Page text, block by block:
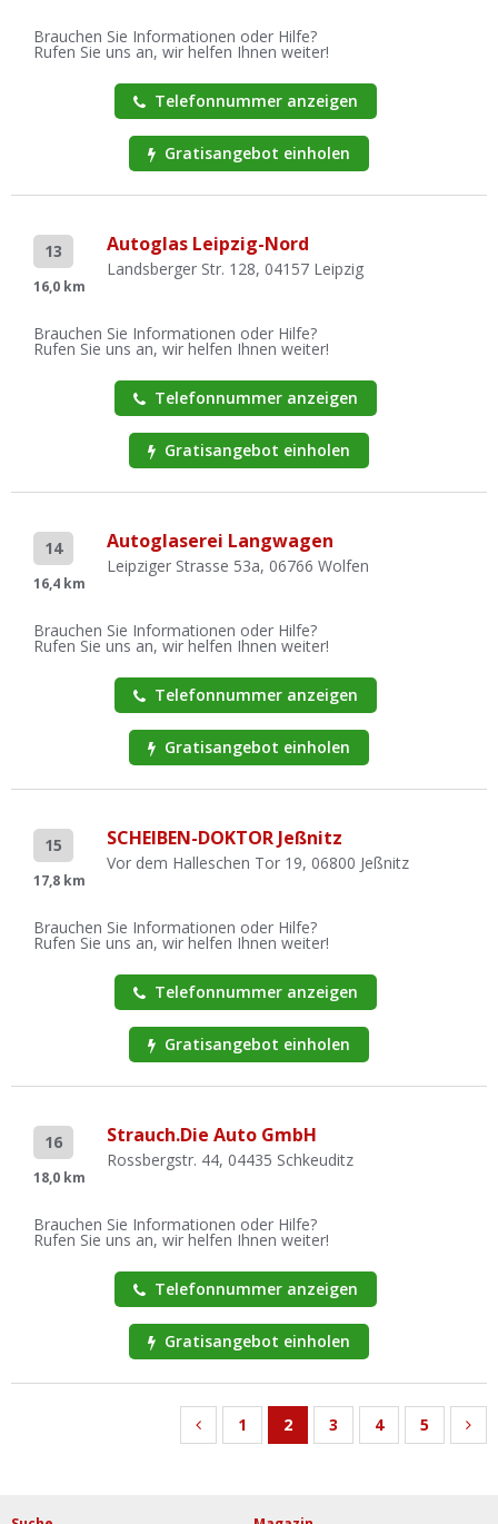
Brauchen Sie Informationen oder Hilfe?
Rufen Sie uns an, wir helfen Ihnen weiter!
Telefonnummer anzeigen
Gratisangebot einholen
13
16,0 km
Autoglas Leipzig-Nord
Landsberger Str. 128, 04157 Leipzig
Brauchen Sie Informationen oder Hilfe?
Rufen Sie uns an, wir helfen Ihnen weiter!
Telefonnummer anzeigen
Gratisangebot einholen
14
16,4 km
Autoglaserei Langwagen
Leipziger Strasse 53a, 06766 Wolfen
Brauchen Sie Informationen oder Hilfe?
Rufen Sie uns an, wir helfen Ihnen weiter!
Telefonnummer anzeigen
Gratisangebot einholen
15
17,8 km
SCHEIBEN-DOKTOR Jeßnitz
Vor dem Halleschen Tor 19, 06800 Jeßnitz
Brauchen Sie Informationen oder Hilfe?
Rufen Sie uns an, wir helfen Ihnen weiter!
Telefonnummer anzeigen
Gratisangebot einholen
16
18,0 km
Strauch.Die Auto GmbH
Rossbergstr. 44, 04435 Schkeuditz
Brauchen Sie Informationen oder Hilfe?
Rufen Sie uns an, wir helfen Ihnen weiter!
Telefonnummer anzeigen
Gratisangebot einholen
1 2 3 4 5